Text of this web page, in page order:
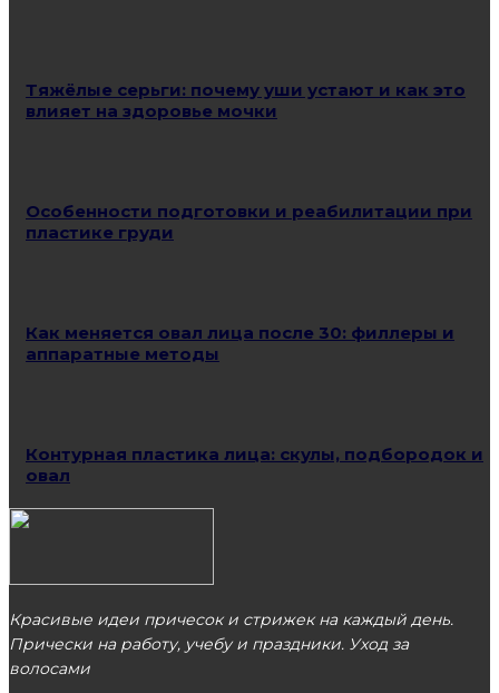
Тяжёлые серьги: почему уши устают и как это
влияет на здоровье мочки
Особенности подготовки и реабилитации при
пластике груди
Как меняется овал лица после 30: филлеры и
аппаратные методы
Контурная пластика лица: скулы, подбородок и
овал
Красивые идеи причесок и стрижек на каждый день.
Прически на работу, учебу и праздники. Уход за
волосами